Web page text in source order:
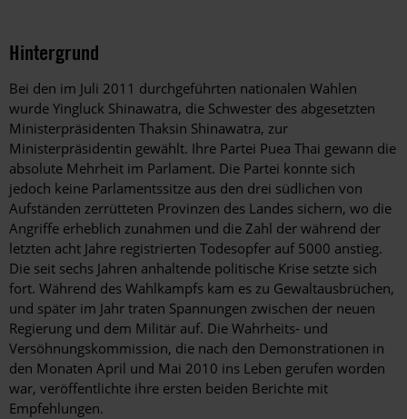
Hintergrund
Bei den im Juli 2011 durchgeführten nationalen Wahlen
wurde Yingluck Shinawatra, die Schwester des abgesetzten
Ministerpräsidenten Thaksin Shinawatra, zur
Ministerpräsidentin gewählt. Ihre Partei Puea Thai gewann die
absolute Mehrheit im Parlament. Die Partei konnte sich
jedoch keine Parlamentssitze aus den drei südlichen von
Aufständen zerrütteten Provinzen des Landes sichern, wo die
Angriffe erheblich zunahmen und die Zahl der während der
letzten acht Jahre registrierten Todesopfer auf 5000 anstieg.
Die seit sechs Jahren anhaltende politische Krise setzte sich
fort. Während des Wahlkampfs kam es zu Gewaltausbrüchen,
und später im Jahr traten Spannungen zwischen der neuen
Regierung und dem Militär auf. Die Wahrheits- und
Versöhnungskommission, die nach den Demonstrationen in
den Monaten April und Mai 2010 ins Leben gerufen worden
war, veröffentlichte ihre ersten beiden Berichte mit
Empfehlungen.